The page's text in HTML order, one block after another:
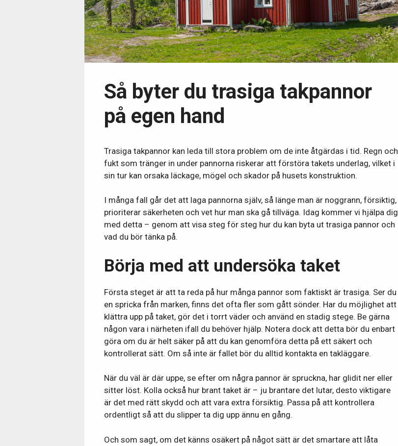
Så byter du trasiga takpannor
på egen hand
Trasiga takpannor kan leda till stora problem om de inte åtgärdas i tid. Regn och
fukt som tränger in under pannorna riskerar att förstöra takets underlag, vilket i
sin tur kan orsaka läckage, mögel och skador på husets konstruktion.
I många fall går det att laga pannorna själv, så länge man är noggrann, försiktig,
prioriterar säkerheten och vet hur man ska gå tillväga. Idag kommer vi hjälpa dig
med detta – genom att visa steg för steg hur du kan byta ut trasiga pannor och
vad du bör tänka på.
Börja med att undersöka taket
Första steget är att ta reda på hur många pannor som faktiskt är trasiga. Ser du
en spricka från marken, finns det ofta fler som gått sönder. Har du möjlighet att
klättra upp på taket, gör det i torrt väder och använd en stadig stege. Be gärna
någon vara i närheten ifall du behöver hjälp. Notera dock att detta bör du enbart
göra om du är helt säker på att du kan genomföra detta på ett säkert och
kontrollerat sätt. Om så inte är fallet bör du alltid kontakta en takläggare.
När du väl är där uppe, se efter om några pannor är spruckna, har glidit ner eller
sitter löst. Kolla också hur brant taket är – ju brantare det lutar, desto viktigare
är det med rätt skydd och att vara extra försiktig. Passa på att kontrollera
ordentligt så att du slipper ta dig upp ännu en gång.
Och som sagt, om det känns osäkert på något sätt är det smartare att låta